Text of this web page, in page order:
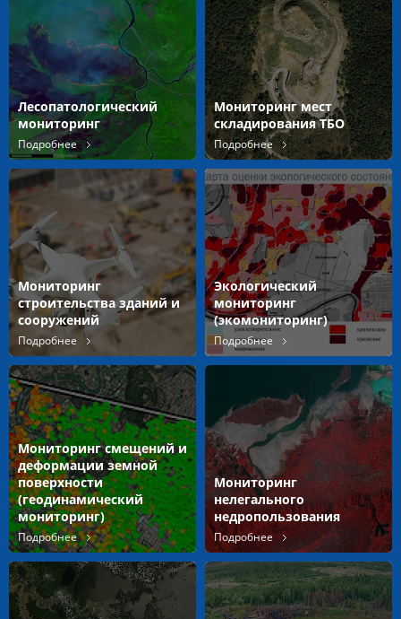
Лесопатологический
мониторинг
Подробнее
Мониторинг мест
складирования ТБО
Подробнее
Мониторинг
строительства зданий и
сооружений
Подробнее
Экологический
мониторинг
(экомониторинг)
Подробнее
Мониторинг смещений и
деформации земной
поверхности
(геодинамический
мониторинг)
Подробнее
Мониторинг
нелегального
недропользования
Подробнее